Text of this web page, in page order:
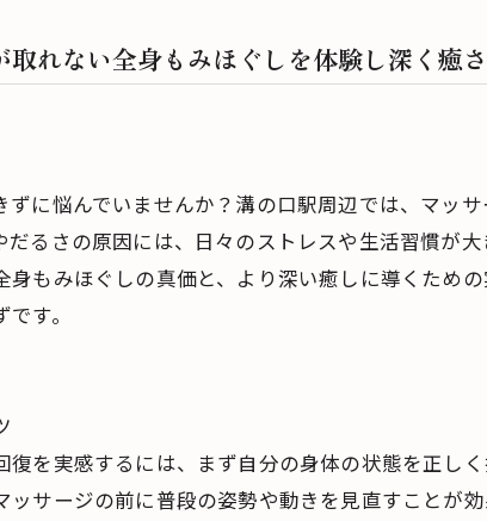
ヘッド
れない全身もみほぐしを体験し深く癒
に悩んでいませんか？溝の口駅周辺では、マッ
るさの原因には、日々のストレスや生活習慣が
もみほぐしの真価と、より深い癒しに導くため
す。
を実感するには、まず自分の身体の状態を正し
サージの前に普段の姿勢や動きを見直すことが効